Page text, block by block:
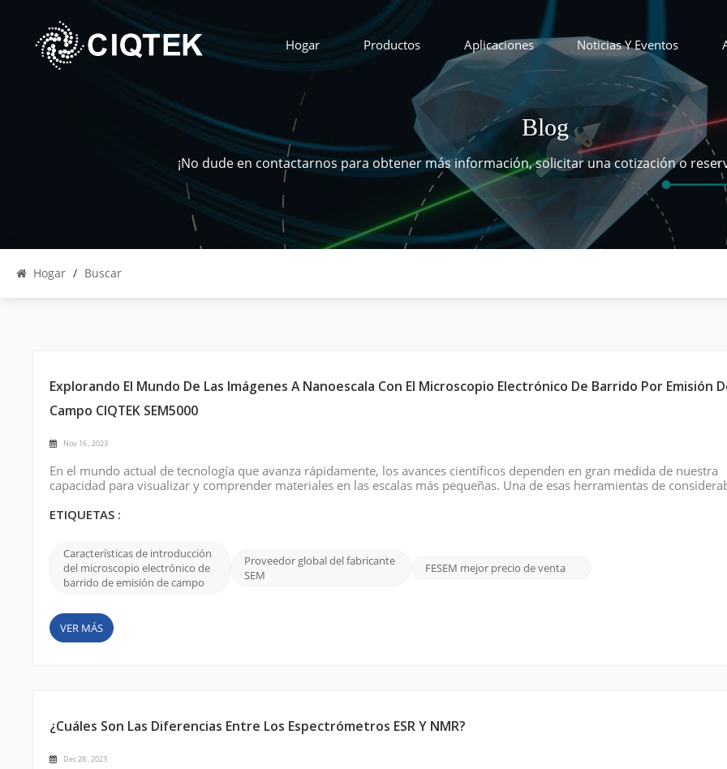
Hogar Productos Aplicaciones Noticias Y Eventos
Blog
¡No dude en contactarnos para obtener más información, solicitar una cotización o
Hogar / Buscar
Explorando El Mundo De Las Imágenes A Nanoescala Con El Microscopio Electrónico De Barrido Por Emisión
Campo CIQTEK SEM5000
Nov 16 , 2023
En el mundo actual de tecnología que avanza rápidamente, los avances científicos dependen en gran medida de nuestra
capacidad para visualizar y comprender materiales en las escalas más pequeñas. Una de esas herramientas de
versatilidad y capacidades superiores de o...
ETIQUETAS :
Características de introducción
del microscopio electrónico de
barrido de emisión de campo
Proveedor global del fabricante
SEM
FESEM mejor precio de venta
VER MÁS
¿Cuáles Son Las Diferencias Entre Los Espectrómetros ESR Y NMR?
Dec 28 , 2023